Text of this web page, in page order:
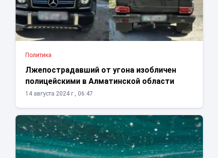
Политика
Лжепострадавший от угона изобличен
полицейскими в Алматинской области
14 августа 2024 г., 06:47